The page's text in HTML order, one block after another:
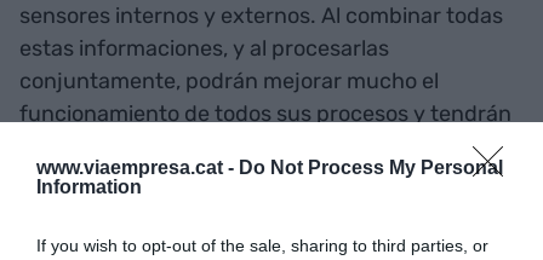
www.viaempresa.cat - Do Not Process My Personal
Information
If you wish to opt-out of the sale, sharing to third parties, or
sensores internos y externos. Al combinar todas
estas informaciones, y al procesarlas
conjuntamente, podrán mejorar mucho el
funcionamiento de todos sus procesos y tendrán
muchos más elementos para tomar decisiones de
expansión y mejora de sus actividades, o si